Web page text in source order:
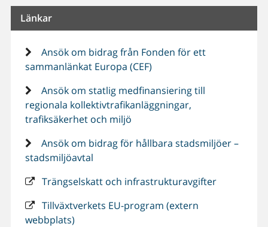
Länkar
Ansök om bidrag från Fonden för ett
sammanlänkat Europa (CEF)
Ansök om statlig medfinansiering till
regionala kollektivtrafikanläggningar,
trafiksäkerhet och miljö
Ansök om bidrag för hållbara stadsmiljöer –
stadsmiljöavtal
Trängselskatt och infrastrukturavgifter
Tillväxtverkets EU-program (extern
webbplats)